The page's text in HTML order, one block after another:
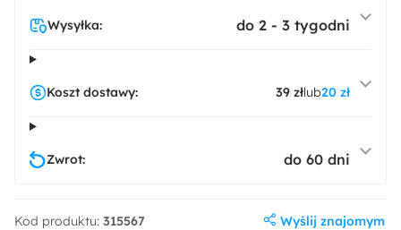
Wysyłka: do 2 - 3 tygodni
Koszt dostawy: 39 złlub20 zł
Zwrot: do 60 dni
Kod produktu: 315567 Wyślij znajomym